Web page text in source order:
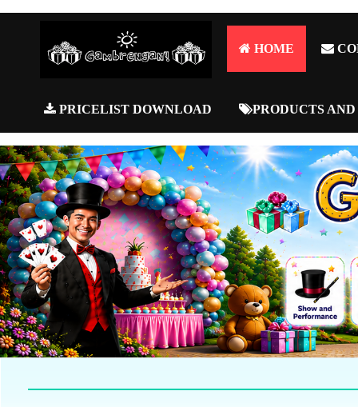
HOME
PRICELIST DOWNLOAD PRODUCTS